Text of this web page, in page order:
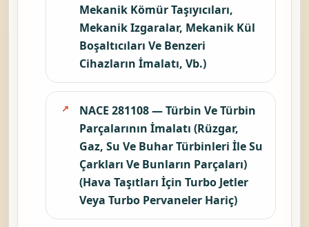
Mekanik Kömür Taşıyıcıları,
Mekanik Izgaralar, Mekanik Kül
Boşaltıcıları Ve Benzeri
Cihazların İmalatı, Vb.)
NACE 281108 — Türbin Ve Türbin
Parçalarının İmalatı (Rüzgar,
Gaz, Su Ve Buhar Türbinleri İle Su
Çarkları Ve Bunların Parçaları)
(Hava Taşıtları İçin Turbo Jetler
Veya Turbo Pervaneler Hariç)